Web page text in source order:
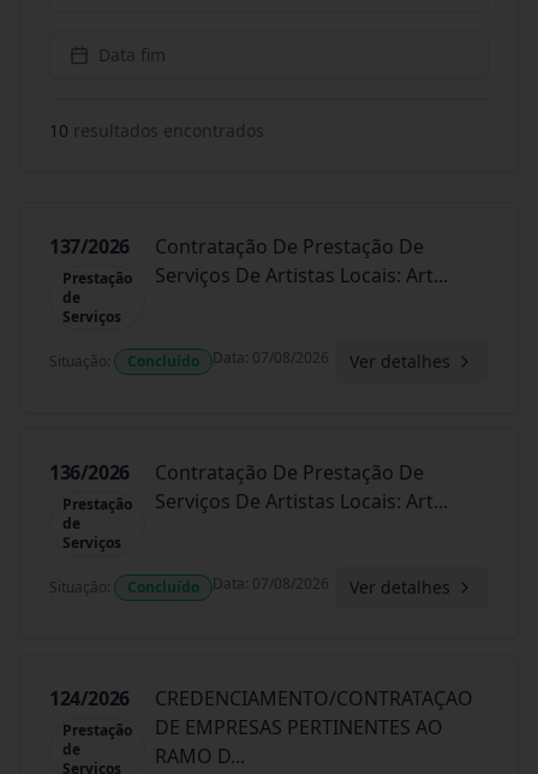
Data fim
10 resultados encontrados
137/2026
Prestação
de
Serviços
Contratação De Prestação De
Serviços De Artistas Locais: Art...
Situação: Concluído Data: 07/08/2026 Ver detalhes
136/2026
Prestação
de
Serviços
Contratação De Prestação De
Serviços De Artistas Locais: Art...
Situação: Concluído Data: 07/08/2026 Ver detalhes
124/2026
Prestação
de
Serviços
CREDENCIAMENTO/CONTRATAÇAO
DE EMPRESAS PERTINENTES AO
RAMO D...